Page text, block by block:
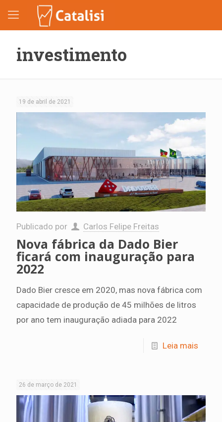
investimento
19 de abril de 2021
Publicado por Carlos Felipe Freitas
Nova fábrica da Dado Bier
ficará com inauguração para
2022
Dado Bier cresce em 2020, mas nova fábrica com
capacidade de produção de 45 milhões de litros
por ano tem inauguração adiada para 2022
Leia mais
26 de março de 2021